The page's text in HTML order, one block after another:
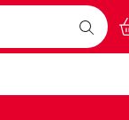
BAIXE
O APP